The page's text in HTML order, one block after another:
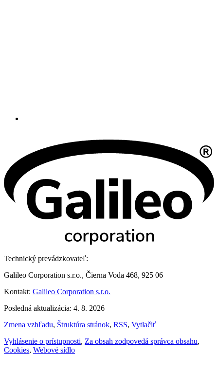
Technický prevádzkovateľ:
Galileo Corporation s.r.o., Čierna Voda 468, 925 06
Kontakt: Galileo Corporation s.r.o.
Posledná aktualizácia: 4. 8. 2026
Zmena vzhľadu, Štruktúra stránok, RSS, Vytlačiť
Vyhlásenie o prístupnosti, Za obsah zodpovedá správca obsahu,
Cookies, Webové sídlo